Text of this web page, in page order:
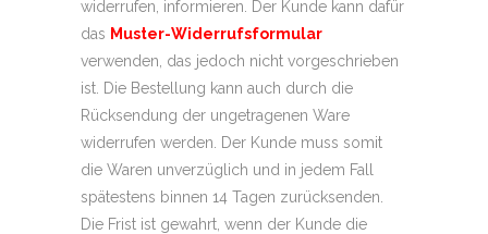
widerrufen, informieren. Der Kunde kann dafür
das Muster-Widerrufsformular
verwenden, das jedoch nicht vorgeschrieben
ist. Die Bestellung kann auch durch die
Rücksendung der ungetragenen Ware
widerrufen werden. Der Kunde muss somit
die Waren unverzüglich und in jedem Fall
spätestens binnen 14 Tagen zurücksenden.
Die Frist ist gewahrt, wenn der Kunde die